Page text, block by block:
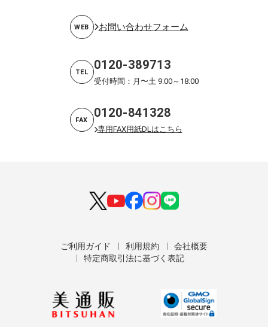
WEB お問い合わせフォーム
TEL 0120-389713
受付時間：月〜土 9:00～18:00
FAX 0120-841328
専用FAX用紙DLはこちら
ご利用ガイド 利用規約
会社概要
特定商取引法に基づく表記